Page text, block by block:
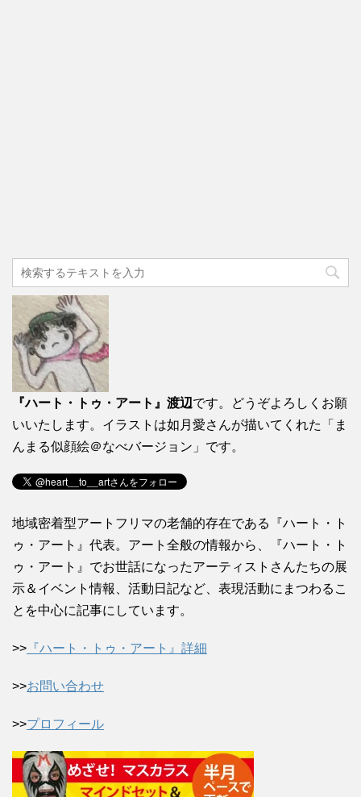
『ハート・トゥ・アート』渡辺です。どうぞよろしくお願
いいたします。イラストは如月愛さんが描いてくれた「ま
んまる似顔絵＠なべバージョン」です。
地域密着型アートフリマの老舗的存在である『ハート・ト
ゥ・アート』代表。アート全般の情報から、『ハート・ト
ゥ・アート』でお世話になったアーティストさんたちの展
示＆イベント情報、活動日記など、表現活動にまつわるこ
とを中心に記事にしています。
>> 『ハート・トゥ・アート』詳細
>>お問い合わせ
>>プロフィール